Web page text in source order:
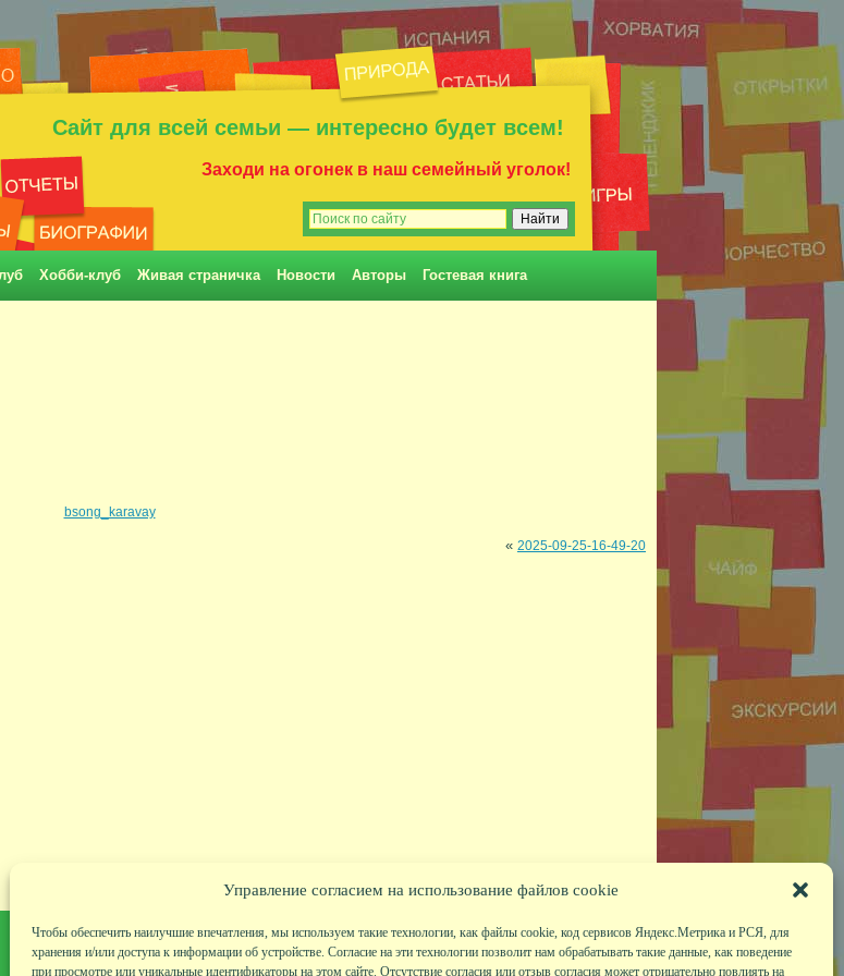
Управление согласием на использование файлов cookie
Чтобы обеспечить наилучшие впечатления, мы используем такие технологии, как файлы cookie, код сервисов Яндекс.Метрика и РСЯ, для
хранения и/или доступа к информации об устройстве. Согласие на эти технологии позволит нам обрабатывать такие данные, как поведение
при просмотре или уникальные идентификаторы на этом сайте. Отсутствие согласия или отзыв согласия может отрицательно повлиять на
Сайт для всей семьи — интересно будет всем!
Заходи на огонек в наш семейный уголок!
Хобби-клуб Живая страничка Новости Авторы Гостевая книга
bsong_karavay
« 2025-09-25-16-49-20